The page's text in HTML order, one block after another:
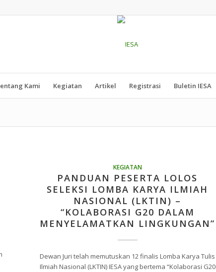
Kami Kegiatan Artikel Registrasi Buletin IESA
KEGIATAN
PANDUAN PESERTA LOLOS
SELEKSI LOMBA KARYA ILMIAH
NASIONAL (LKTIN) –
“KOLABORASI G20 DALAM
MENYELAMATKAN LINGKUNGAN”
Dewan Juri telah memutuskan 12 finalis Lomba Karya Tulis
Ilmiah Nasional (LKTIN) IESA yang bertema “Kolaborasi G20